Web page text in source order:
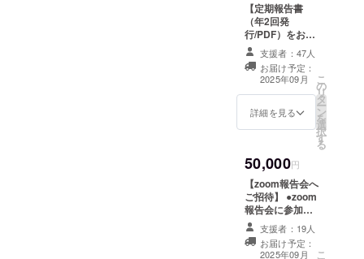
【定期報告書
（年2回発
行/PDF）をお送
りします】 ●定
期報告書（年2回
発行/PDF）をお
送りいたしま
す。 ・初回は
2025年12月、2
回目は2026年６
お送りします。
●感謝状（PDF）
をお送りしま
す。 ●定期報告
非公開ページへ
の登録をさせて
いただきます。
支援者：47人
お届け予定：
2025年09月
詳細を見る
こ
の
リ
タ
ー
ン
を
選
択
す
る
50,000円
【zoom報告会へ
ご招待】 ●zoom
報告会に参加で
きます。 ・日
時：2025年12月
頃 ・支援者様
支援者：19人
お届け予定：
2025年09月
こ